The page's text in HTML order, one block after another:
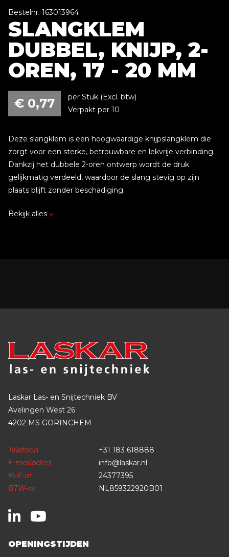
Bestelnr. 163013964
SLANGKLEM
DUBBEL, KNIJP, 2-
OREN, 17 - 20 MM
€ 0,77
per Stuk (Excl. btw)
Verpakt per 10
Deze slangklem is een hoogwaardige knijpslangklem die
zorgt voor een sterke, betrouwbare en lekvrije verbinding.
Dankzij het dubbele 2-oren ontwerp wordt de druk
gelijkmatig verdeeld, waardoor de slang stevig op zijn
plaats blijft zonder beschadiging.
De klem is eenvoudig te monteren met een standaard
Bekijk alles
Laskar Las- en Snijtechniek BV
Avelingen West 26
4202 MS GORINCHEM
Telefoon
+31 183 618888
E-mailadres
info@laskar.nl
KvK-nr
24377395
BTW-nr
NL859322920B01
OPENINGSTIJDEN